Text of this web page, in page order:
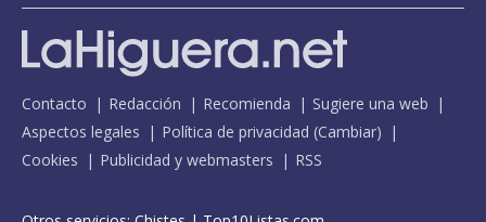
Contacto Redacción Recomienda
Sugiere una web
Aspectos legales
Política de privacidad (Cambiar)
Cookies
Publicidad y webmasters RSS